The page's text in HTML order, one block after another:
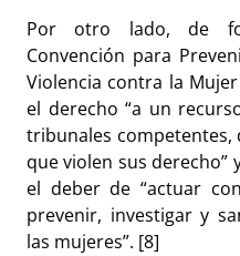
Por otro lado, de
Convención para
Violencia contra la
el derecho “a un
tribunales competentes,
que violen sus derecho”
el deber de “actuar
prevenir, investigar y
las mujeres”. [8]